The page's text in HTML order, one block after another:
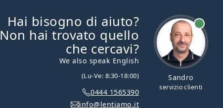
Sandro
servizio clienti
Hai bisogno di aiuto?
Non hai trovato quello
che cercavi?
We also speak English
(Lu-Ve: 8:30-18:00)
0444 1565390
info@lentiamo.it